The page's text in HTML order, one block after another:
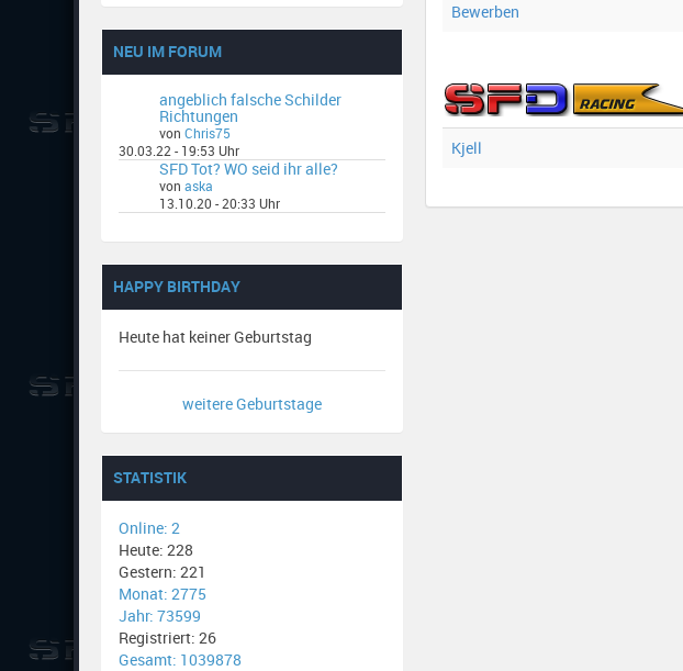
NEU IM FORUM
angeblich falsche Schilder
Richtungen
vonChris75
30.03.22 - 19:53 Uhr
SFD Tot? WO seid ihr alle?
vonaska
13.10.20 - 20:33 Uhr
HAPPY BIRTHDAY
Heute hat keiner Geburtstag
weitere Geburtstage
STATISTIK
Online: 2
Heute: 228
Gestern: 221
Monat: 2775
Jahr: 73599
Registriert: 26
Gesamt: 1039878
Bewerben
Kjell